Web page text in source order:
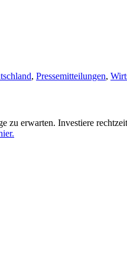
, Pressemitteilungen,
zu erwarten. Investiere